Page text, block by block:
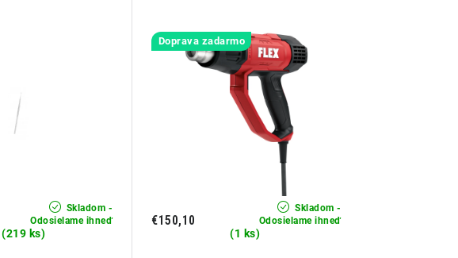
Skladom -
Odosielame ihneď
(219 ks)
Doprava zadarmo
Skladom -
Odosielame ihneď
(1 ks)
€150,10